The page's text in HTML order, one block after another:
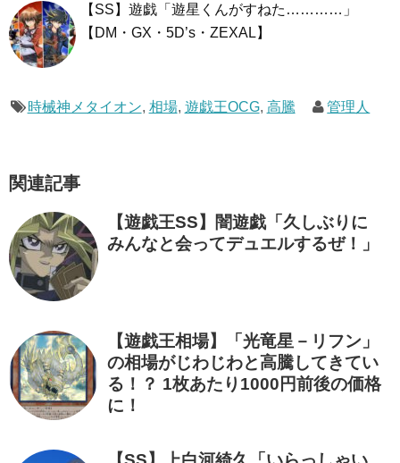
【SS】遊戯「遊星くんがすねた…………」
【DM・GX・5D’s・ZEXAL】
時械神メタイオン, 相場, 遊戯王OCG, 高騰 管理人
関連記事
【遊戯王SS】闇遊戯「久しぶりに
みんなと会ってデュエルするぜ！」
【遊戯王相場】「光竜星－リフン」
の相場がじわじわと高騰してきてい
る！？ 1枚あたり1000円前後の価格
に！